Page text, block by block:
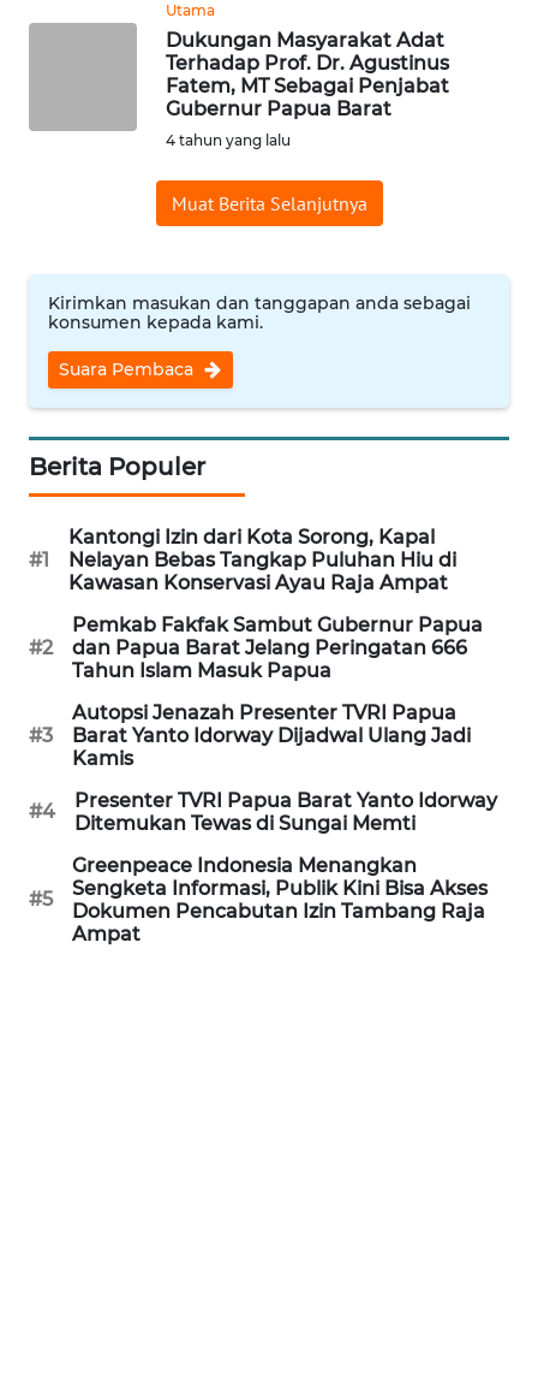
Utama
Dukungan Masyarakat Adat
Terhadap Prof. Dr. Agustinus
Fatem, MT Sebagai Penjabat
Gubernur Papua Barat
4 tahun yang lalu
Muat Berita Selanjutnya
Kirimkan masukan dan tanggapan anda sebagai
konsumen kepada kami.
Suara Pembaca
Berita Populer
#1
Kantongi Izin dari Kota Sorong, Kapal
Nelayan Bebas Tangkap Puluhan Hiu di
Kawasan Konservasi Ayau Raja Ampat
#2
Pemkab Fakfak Sambut Gubernur Papua
dan Papua Barat Jelang Peringatan 666
Tahun Islam Masuk Papua
#3
Autopsi Jenazah Presenter TVRI Papua
Barat Yanto Idorway Dijadwal Ulang Jadi
Kamis
#4
Presenter TVRI Papua Barat Yanto Idorway
Ditemukan Tewas di Sungai Memti
#5
Greenpeace Indonesia Menangkan
Sengketa Informasi, Publik Kini Bisa Akses
Dokumen Pencabutan Izin Tambang Raja
Ampat
SULTRA
WN
BABEL
WN
SUMBAR
WN
SUMSEL
WN
BENGKULU
WN
LAMPUNG
WN
JATENG
WN
NUSANTARA